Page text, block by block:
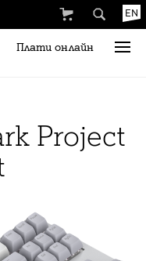
EN
Плати онлайн
Project